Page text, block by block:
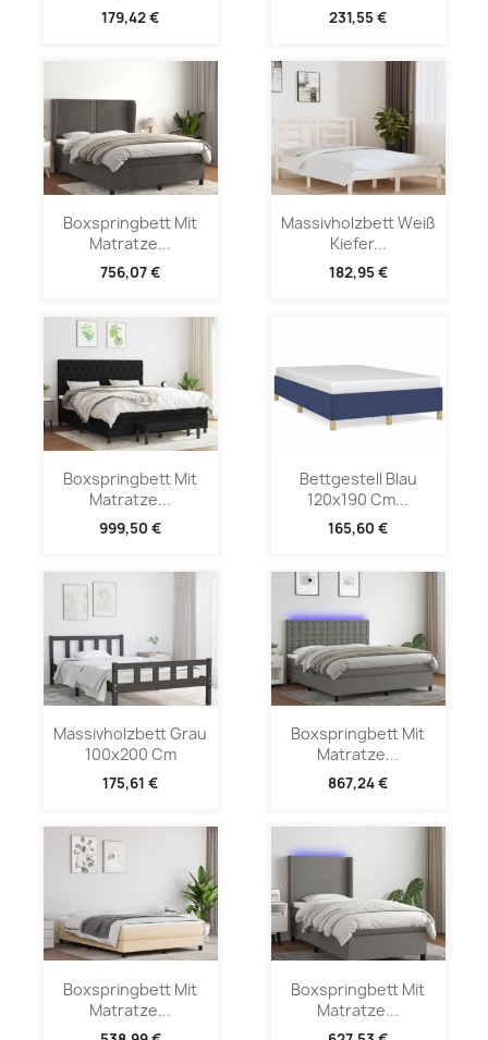
179,42 € 231,55 €
Boxspringbett Mit
Matratze...
756,07 €
Massivholzbett Weiß
Kiefer...
182,95 €
Boxspringbett Mit
Matratze...
999,50 €
Bettgestell Blau
120x190 Cm...
165,60 €
Massivholzbett Grau
100x200 Cm
175,61 €
Boxspringbett Mit
Matratze...
867,24 €
Boxspringbett Mit
Matratze...
Boxspringbett Mit
Matratze...